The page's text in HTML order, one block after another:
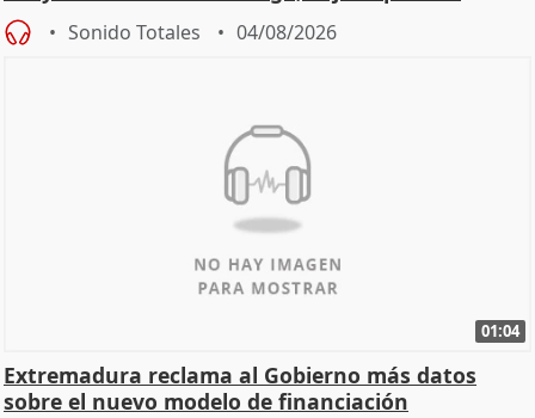
Sonido Totales 04/08/2026
01:04
Extremadura reclama al Gobierno más datos
sobre el nuevo modelo de financiación